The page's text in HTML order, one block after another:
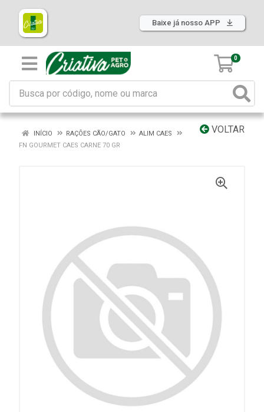
Baixe já nosso APP
0
VOLTAR
INÍCIO RAÇÕES CÃO/GATO
ALIM CAES
FN GOURMET CAES CARNE 70 GR